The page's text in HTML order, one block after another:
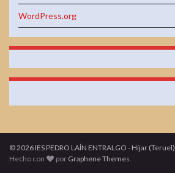
WordPress.org
© 2026 IES PEDRO LAÍN ENTRALGO - Híjar (Teruel).
Hecho con
por Graphene Themes